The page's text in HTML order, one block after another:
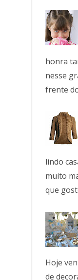
honra
nesse
frente
lindo
muito
que
Hoje
de